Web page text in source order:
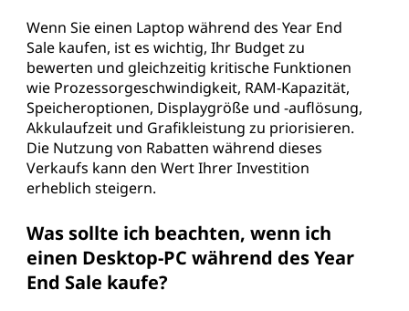
Wenn Sie einen Laptop während des Year End
Sale kaufen, ist es wichtig, Ihr Budget zu
bewerten und gleichzeitig kritische Funktionen
wie Prozessorgeschwindigkeit, RAM-Kapazität,
Speicheroptionen, Displaygröße und -auflösung,
Akkulaufzeit und Grafikleistung zu priorisieren.
Die Nutzung von Rabatten während dieses
Verkaufs kann den Wert Ihrer Investition
erheblich steigern.
Was sollte ich beachten, wenn ich
einen Desktop-PC während des Year
End Sale kaufe?